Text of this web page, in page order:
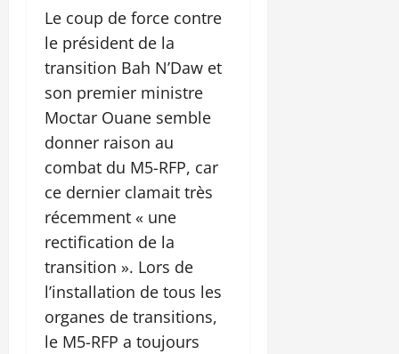
Le coup de force contre
le président de la
transition Bah N’Daw et
son premier ministre
Moctar Ouane semble
donner raison au
combat du M5-RFP, car
ce dernier clamait très
récemment « une
rectification de la
transition ». Lors de
l’installation de tous les
organes de transitions,
le M5-RFP a toujours